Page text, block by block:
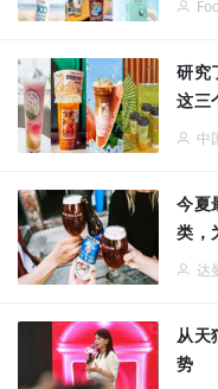
研究
这三
中
今夏
类，
达
从天
势